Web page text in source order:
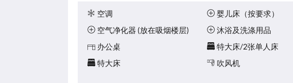
设 空调 婴儿床（按要求）
空气净化器 (放在吸烟楼层)
沐浴及洗涤用品
办公桌
特大床/2张单人床
特大床
吹风机